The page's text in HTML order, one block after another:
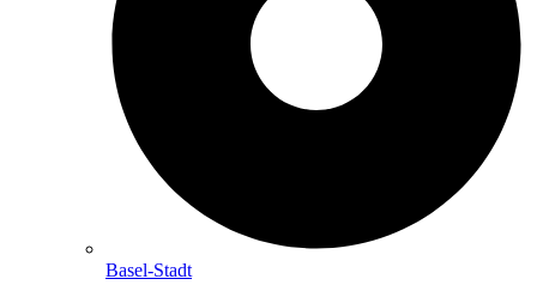
Basel-Stadt